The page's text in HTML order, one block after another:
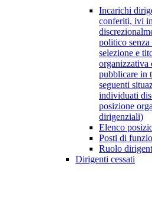
Incarichi
conferiti, ivi
politico
selezione e
organizzativa
pubblicare in
seguenti
individuati
posizione
dirigenziali)
Elenco
Posti di
Ruolo
Dirigenti cessati